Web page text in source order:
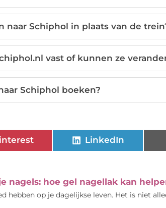
naar Schiphol in plaats van de
vast of kunnen ze
Schiphol boeken?
LinkedIn
nagels: hoe gel nagellak kan
hebben op je dagelijkse leven. Het is niet